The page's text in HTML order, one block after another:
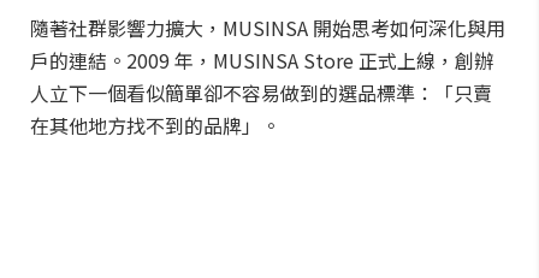
隨著社群影響力擴大，MUSINSA 開始思考如何深化與用
戶的連結。2009 年，MUSINSA Store 正式上線，創辦
人立下一個看似簡單卻不容易做到的選品標準：「只賣
在其他地方找不到的品牌」。